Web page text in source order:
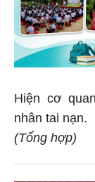
Hiện cơ
nhân tai nạn.
(Tổng hợp)